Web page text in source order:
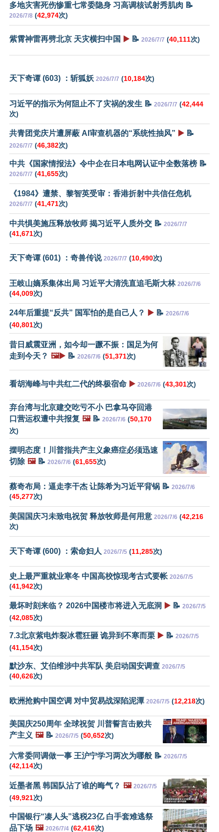
多地灾害死伤惨重七常委隐身 习高调核试射秀肌肉 📝
2026/7/8 (42,974次)
紫霄神雷再劈北京 天灾横扫中国 ▶️ 📝 2026/7/7 (40,111次)
天下奇谭 (603) ：斩狐妖 2026/7/7 (10,184次)
习近平的指示为何阻止不了灾祸的发生 📝 2026/7/7 (42,444
次)
共青团党庆片遭屏蔽 AI审查机器的“系统性抽风” ▶️ 📝
2026/7/7 (46,382次)
中共《国家情报法》令中企在日本电网认证中全数落榜 📝
2026/7/7 (41,655次)
《1984》遭禁、黎智英受审：香港折射中共信任危机
2026/7/7 (41,471次)
中共惧美施压释放牧师 揭习近平人质外交 📝 2026/7/7
(41,671次)
天下奇谭 (601) ：奇兽传说 2026/7/7 (10,490次)
王岐山嫡系集体出局 习近平大清洗直追毛斯大林 2026/7/6
(44,009次)
24年后重提“反共” 国军怕的是自己人？ ▶️ 📝 2026/7/6
(40,801次)
昔日威震亚洲，如今却一蹶不振：国足为何
走到今天？ 🖼️▶️ 📝 2026/7/6 (51,371次)
看胡海峰与中共红二代的终极宿命 ▶️ 2026/7/6 (43,301次)
弃台湾与北京建交吃亏不小 巴拿马夺回港
口营运权遭中共报复 🖼️📝 2026/7/6 (50,170
次)
摆明态度！川普指共产主义象癌症必须迅速
切除 🖼️📝 2026/7/6 (61,655次)
蔡奇布局：逼走李干杰 让陈希为习近平背锅 📝 2026/7/6
(45,277次)
美国国庆习未致电祝贺 释放牧师是何用意 2026/7/6 (42,216
次)
天下奇谭 (600) ：索命妇人 2026/7/5 (11,285次)
史上最严重就业寒冬 中国高校惊现考古式要帐 2026/7/5
(41,942次)
最坏时刻来临？ 2026中国楼市将进入无底洞 ▶️ 📝 2026/7/5
(42,085次)
7.3北京紫电炸裂冰雹狂砸 诡异到不寒而栗 ▶️ 📝 2026/7/5
(41,154次)
默沙东、艾伯维涉中共军队 美启动国安调查 2026/7/5
(40,626次)
欧洲抢购中国空调 对中贸易战深陷泥潭 2026/7/5 (12,218次)
美国庆250周年 全球祝贺 川普誓言击败共
产主义 🖼️📝 2026/7/5 (50,652次)
六常委同调做一事 王沪宁学习两次为哪般 📝 2026/7/5
(42,114次)
近墨者黑 韩国队沾了谁的晦气？ 🖼️ 2026/7/5
(49,921次)
中国银行“凑人头”逃税23亿 白手套难逃祭
品下场 🖼️ 2026/7/4 (62,416次)